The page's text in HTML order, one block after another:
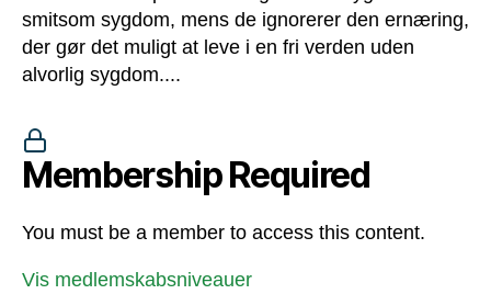
smitsom sygdom, mens de ignorerer den ernæring,
der gør det muligt at leve i en fri verden uden
alvorlig sygdom....
Membership Required
You must be a member to access this content.
Vis medlemskabsniveauer